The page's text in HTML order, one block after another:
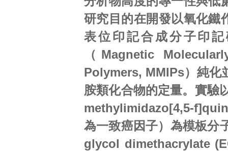
研究目的在開發以氧化鐵
表位印記合成分子印
（Magnetic
Polymers, MMIPs）純化
胺類化合物的定量。實驗
methylimidazo[4,5-
為一致癌因子）為模板分
glycol dimethacrylate